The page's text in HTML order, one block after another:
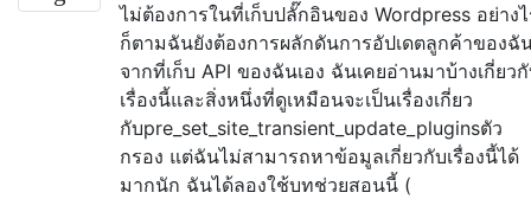
ไม่ต้องการในที่เก็บปลั๊กอินของ Wordpress อย่าง
ก็ตามฉันยังต้องการผลักดันการอัปเดตลูกค้าของฉั
จากที่เก็บ API ของฉันเอง ฉันเคยอ่านมาบ้างเกี่ยว
เรื่องนี้และสิ่งหนึ่งที่ดูเหมือนจะเป็นเรื่องเกี่ยว
กับpre_set_site_transient_update_pluginsตัว
กรอง แต่ฉันไม่สามารถหาข้อมูลเกี่ยวกับเรื่องนี้ได้
มากนัก ฉันได้ลองใช้บทช่วยสอนนี้ (